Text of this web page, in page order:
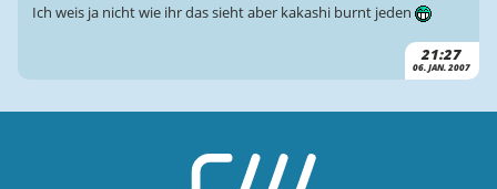
21:27
06. JAN. 2007
Ich weis ja nicht wie ihr das sieht aber kakashi burnt jeden